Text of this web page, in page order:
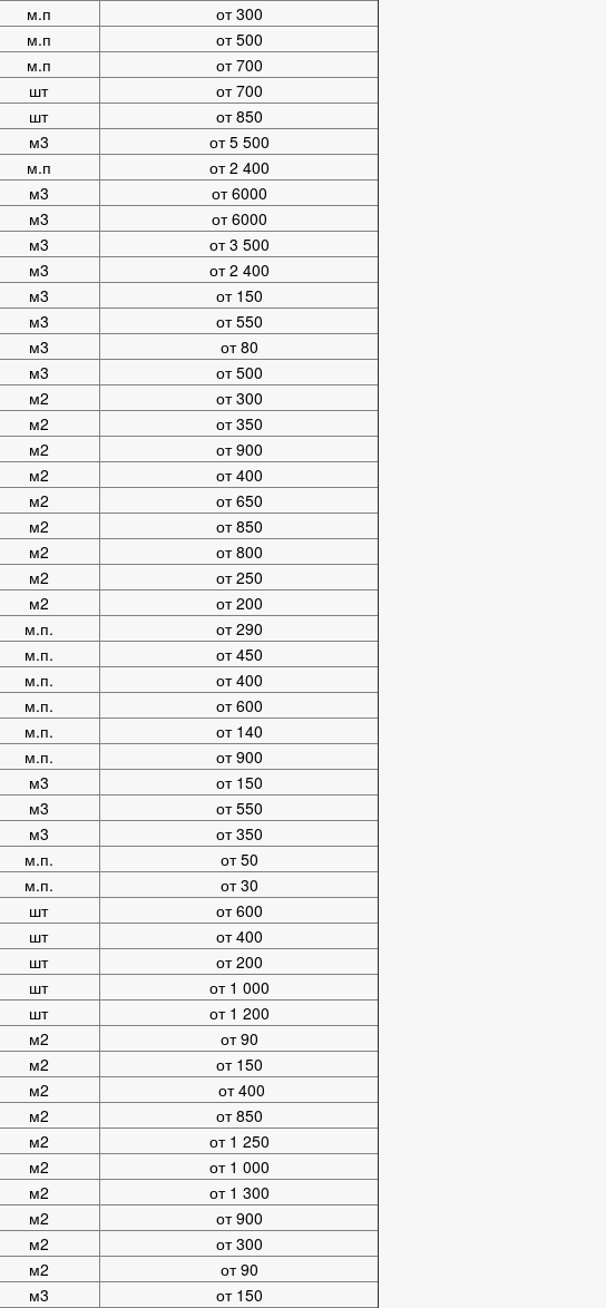
м.п
от 300
м.п
от 500
м.п
от 700
шт
от 700
шт
от 850
м3
от 5 500
м.п
от 2 400
м3
от 6000
м3
от 6000
м3
от 3 500
м3
от 2 400
м3
от 150
м3
от 550
м3
от 80
м3
от 500
м2
от 300
м2
от 350
м2
от 900
м2
от 400
м2
от 650
м2
от 850
м2
от 800
м2
от 250
м2
от 200
м.п.
от 290
м.п.
от 450
м.п.
от 400
м.п.
от 600
м.п.
от 140
м.п.
от 900
м3
от 150
м3
от 550
м3
от 350
м.п.
от 50
м.п.
от 30
шт
от 600
шт
от 400
шт
от 200
шт
от 1 000
шт
от 1 200
м2
от 90
м2
от 150
м2
от 400
м2
от 850
м2
от 1 250
м2
от 1 000
м2
от 1 300
м2
от 900
м2
от 300
м2
от 90
м3 от 150